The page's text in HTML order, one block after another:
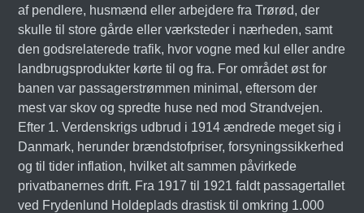
af pendlere, husmænd eller arbejdere fra Trørød, der
skulle til store gårde eller værksteder i nærheden, samt
den godsrelaterede trafik, hvor vogne med kul eller andre
landbrugsprodukter kørte til og fra. For området øst for
banen var passagerstrømmen minimal, eftersom der
mest var skov og spredte huse ned mod Strandvejen.
Efter 1. Verdenskrigs udbrud i 1914 ændrede meget sig i
Danmark, herunder brændstofpriser, forsyningssikkerhed
og til tider inflation, hvilket alt sammen påvirkede
privatbanernes drift. Fra 1917 til 1921 faldt passagertallet
ved Frydenlund Holdeplads drastisk til omkring 1.000